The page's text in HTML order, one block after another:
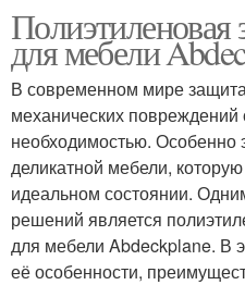
Полиэтиленовая
для мебели
В современном мире
механических
необходимостью. Особенно
деликатной мебели,
идеальном состоянии.
решений является
для мебели Abdeckplane. В
её особенности,